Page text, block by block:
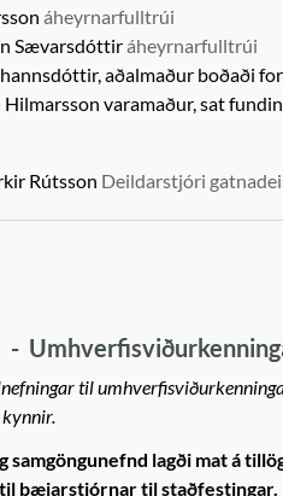
áheyrnarfulltrúi
Sævarsdóttiráheyrnarfulltrúi
aðalmaður boðaði
varamaður,sat
Rútsson Deildarstjóri
-
til
samgöngunefnd lagði mat á
bæjarstjórnar til staðfestingar.